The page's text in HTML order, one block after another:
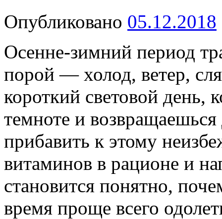
Опубликовано 05.12.2018
Осенне-зимний период
порой — холод, ветер,
короткий световой день,
темноте и
прибавить к этому
витаминов в рационе и
становится понятно,
время проще всего